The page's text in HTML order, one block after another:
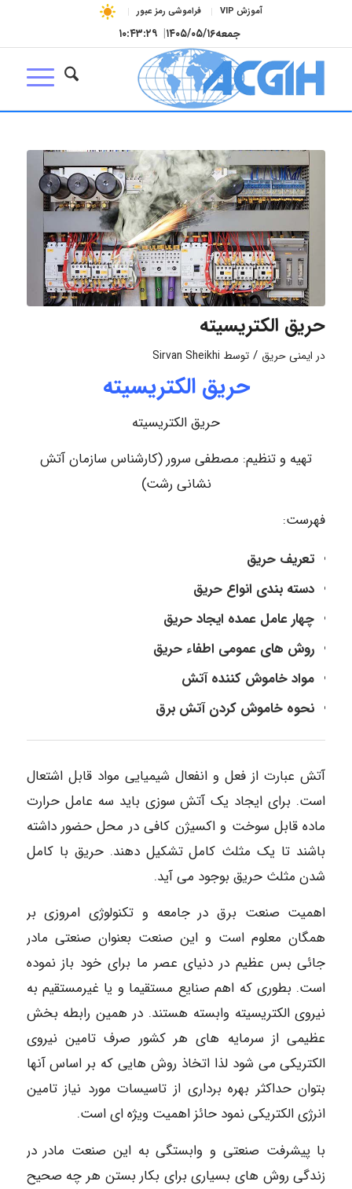
آموزش VIP فراموشی رمز عبور
جمعه۱۴۰۵/۰۵/۱۶| ۱۰:۴۳:۳۰
حریق الکتریسیته
در ایمنی حریق / توسط Sirvan Sheikhi
حریق الکتریسیته
حریق الکتریسیته
تهیه و تنظیم: مصطفی سرور (کارشناس سازمان آتش
نشانی رشت)
فهرست:
تعریف حریق
دسته بندی انواع حریق
چهار عامل عمده ایجاد حریق
روش های عمومی اطفاء حریق
مواد خاموش کننده آتش
نحوه خاموش کردن آتش برق
آتش عبارت از فعل و انفعال شیمیایی مواد قابل اشتعال
است. برای ایجاد یک آتش سوزی باید سه عامل حرارت
ماده قابل سوخت و اکسیژن کافی در محل حضور داشته
باشند تا یک مثلث کامل تشکیل دهند. حریق با کامل
شدن مثلث حریق بوجود می آید.
اهمیت صنعت برق در جامعه و تکنولوژی امروزی بر
همگان معلوم است و این صنعت بعنوان صنعتی مادر
جائی بس عظیم در دنیای عصر ما برای خود باز نموده
است. بطوری که اهم صنایع مستقیما و یا غیرمستقیم به
نیروی الکتریسیته وابسته هستند. در همین رابطه بخش
عظیمی از سرمایه های هر کشور صرف تامین نیروی
الکتریکی می شود لذا اتخاذ روش هایی که بر اساس آنها
بتوان حداکثر بهره برداری از تاسیسات مورد نیاز تامین
انرژی الکتریکی نمود حائز اهمیت ویژه ای است.
با پیشرفت صنعتی و وابستگی به این صنعت مادر در
زندگی روش های بسیاری برای بکار بستن هر چه صحیح